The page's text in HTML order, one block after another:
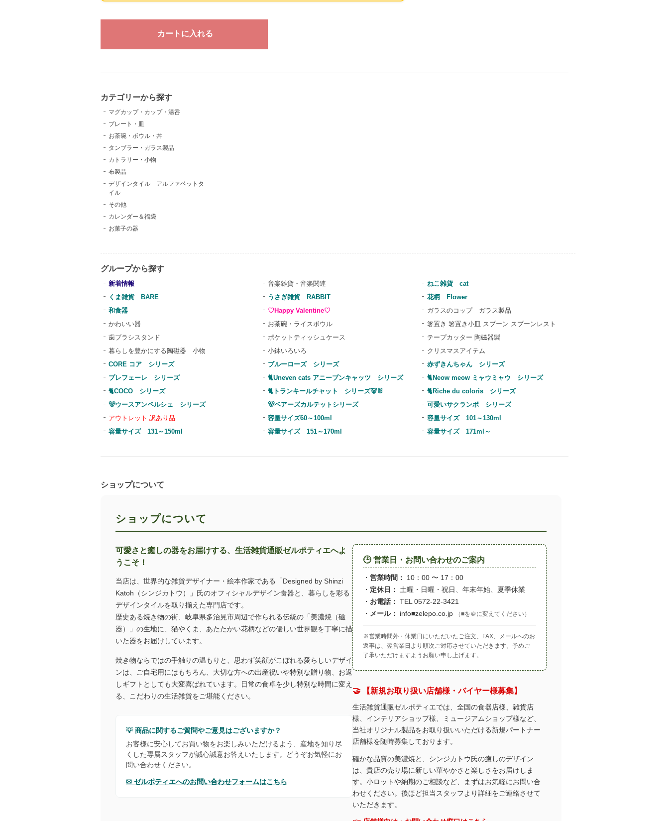
カテゴリーから探す
マグカップ・カップ・湯呑
プレート・皿
お茶碗・ボウル・丼
タンブラー・ガラス製品
カトラリー・小物
布製品
デザインタイル アルファベットタ
イル
その他
カレンダー＆福袋
お菓子の器
グループから探す
新着情報 音楽雑貨・音楽関連
ねこ雑貨 cat
くま雑貨 BARE
うさぎ雑貨 RABBIT
花柄 Flower
和食器
♡Happy Valentine♡
ガラスのコップ ガラス製品
かわいい器
お茶碗・ライスボウル
箸置き 箸置き小皿 スプーン スプーンレスト
歯ブラシスタンド
ポケットティッシュケース
テープカッター 陶磁器製
暮らしを豊かにする陶磁器 小物
小鉢いろいろ
クリスマスアイテム
CORE コア シリーズ
ブルーローズ シリーズ
赤ずきんちゃん シリーズ
プレフェーレ シリーズ
🐈Uneven cats アニーブンキャッツ シリーズ
🐈Neow meow ミャウミャウ シリーズ
🐈COCO シリーズ
🐈トランキールチャット シリーズ🐻🐰
🐈Riche du coloris シリーズ
🐻ウースアンペルシェ シリーズ
🐻ベアーズカルテットシリーズ
可愛いサクランボ シリーズ
アウトレット 訳あり品
容量サイズ60～100ml
容量サイズ 101～130ml
容量サイズ 131～150ml
容量サイズ 151～170ml 容量サイズ 171ml～
ショップについて
ショップについて
可愛さと癒しの器をお届けする、生活雑貨通販ゼルポティエへよ
うこそ！
当店は、世界的な雑貨デザイナー・絵本作家である「Designed by Shinzi
Katoh（シンジカトウ）」氏のオフィシャルデザイン食器と、暮らしを彩る
デザインタイルを取り揃えた専門店です。
歴史ある焼き物の街、岐阜県多治見市周辺で作られる伝統の「美濃焼（磁
器）」の生地に、猫やくま、あたたかい花柄などの優しい世界観を丁寧に描
いた器をお届けしています。
焼き物ならではの手触りの温もりと、思わず笑顔がこぼれる愛らしいデザイ
ンは、ご自宅用にはもちろん、大切な方への出産祝いや特別な贈り物、お返
しギフトとしても大変喜ばれています。日常の食卓を少し特別な時間に変え
る、こだわりの生活雑貨をご堪能ください。
💡 商品に関するご質問やご意見はございますか？
お客様に安心してお買い物をお楽しみいただけるよう、産地を知り尽
くした専属スタッフが誠心誠意お答えいたします。どうぞお気軽にお
問い合わせください。
✉ ゼルポティエへのお問い合わせフォームはこちら
🕒 営業日・お問い合わせのご案内
・営業時間：
10：00 〜 17：00
・ 定休日：
土曜・日曜・祝日、年末年始、夏季休業
・ お電話： TEL 0572-22-3421
・ メール： info■zelepo.co.jp （■を＠に変えてください）
※営業時間外・休業日にいただいたご注文、FAX、メールへのお
返事は、翌営業日より順次ご対応させていただきます。予めご
了承いただけますようお願い申し上げます。
🤝 【新規お取り扱い店舗様・バイヤー様募集】
生活雑貨通販ゼルポティエでは、全国の食器店様、雑貨店
様、インテリアショップ様、ミュージアムショップ様など、
当社オリジナル製品をお取り扱いいただける新規パートナー
店舗様を随時募集しております。
確かな品質の美濃焼と、シンジカトウ氏の癒しのデザイン
は、貴店の売り場に新しい華やかさと楽しさをお届けしま
す。小ロットや納期のご相談など、まずはお気軽にお問い合
わせください。後ほど担当スタッフより詳細をご連絡させて
いただきます。